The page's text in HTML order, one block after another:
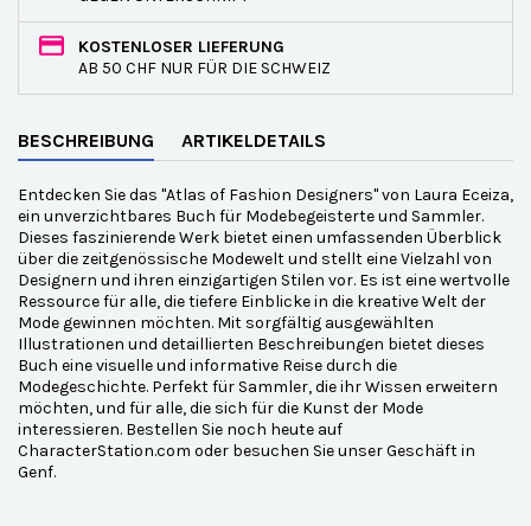
KOSTENLOSER LIEFERUNG
AB 50 CHF NUR FÜR DIE SCHWEIZ
BESCHREIBUNG ARTIKELDETAILS
Entdecken Sie das "Atlas of Fashion Designers" von Laura Eceiza,
ein unverzichtbares Buch für Modebegeisterte und Sammler.
Dieses faszinierende Werk bietet einen umfassenden Überblick
über die zeitgenössische Modewelt und stellt eine Vielzahl von
Designern und ihren einzigartigen Stilen vor. Es ist eine wertvolle
Ressource für alle, die tiefere Einblicke in die kreative Welt der
Mode gewinnen möchten. Mit sorgfältig ausgewählten
Illustrationen und detaillierten Beschreibungen bietet dieses
Buch eine visuelle und informative Reise durch die
Modegeschichte. Perfekt für Sammler, die ihr Wissen erweitern
möchten, und für alle, die sich für die Kunst der Mode
interessieren. Bestellen Sie noch heute auf
CharacterStation.com oder besuchen Sie unser Geschäft in
Genf.